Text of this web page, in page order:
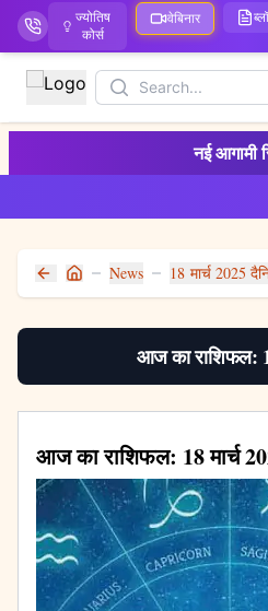
ज्योतिष
कोर्स
वेबिनार
Search
नई आगामी
Home News 18 मार्च 2025
आज का राशिफल:
आज का राशिफल: 18 मार्च